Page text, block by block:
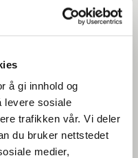
å gi innhold og
levere sosiale
trafikken vår. Vi deler
du bruker nettstedet
medier,
historiske eplesorter
på Gartneriet, i Kafé
Stallen på
i Oslo.